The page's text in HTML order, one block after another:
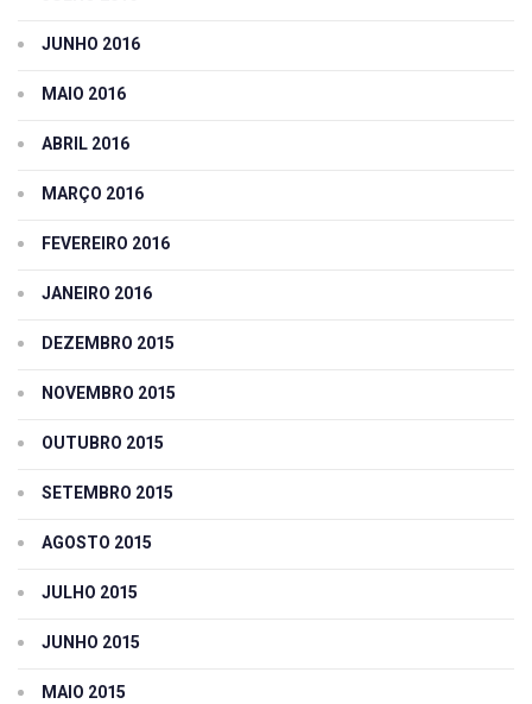
JUNHO 2016
MAIO 2016
ABRIL 2016
MARÇO 2016
FEVEREIRO 2016
JANEIRO 2016
DEZEMBRO 2015
NOVEMBRO 2015
OUTUBRO 2015
SETEMBRO 2015
AGOSTO 2015
JULHO 2015
JUNHO 2015
MAIO 2015